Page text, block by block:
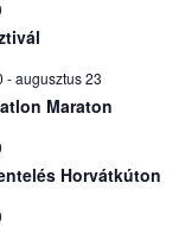
-augusztus 23
Maraton
Horvátkúton